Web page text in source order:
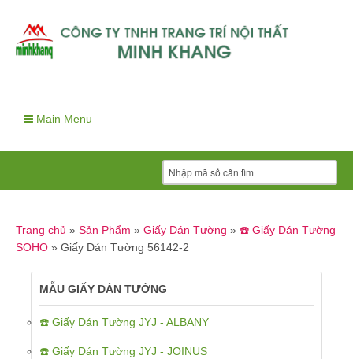
Main Menu
Trang chủ » Sản Phẩm » Giấy Dán Tường » ☎️ Giấy Dán Tường
SOHO » Giấy Dán Tường 56142-2
MẪU GIẤY DÁN TƯỜNG
☎️ Giấy Dán Tường JYJ - ALBANY
☎️ Giấy Dán Tường JYJ - JOINUS